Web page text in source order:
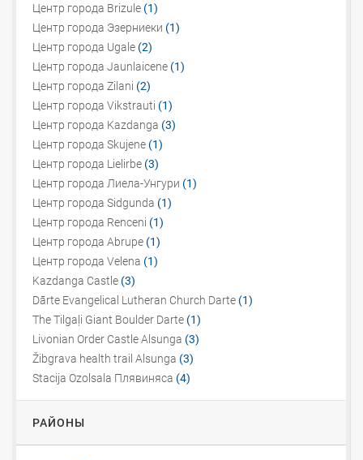
Центр города Brizule (1)
Центр города Эзерниеки (1)
Центр города Ugale (2)
Центр города Jaunlaicene (1)
Центр города Zilani (2)
Центр города Vikstrauti (1)
Центр города Kazdanga (3)
Центр города Skujene (1)
Центр города Lielirbe (3)
Центр города Лиела-Унгури (1)
Центр города Sidgunda (1)
Центр города Renceni (1)
Центр города Abrupe (1)
Центр города Velena (1)
Kazdanga Castle (3)
Dārte Evangelical Lutheran Church Darte (1)
The Tilgaļi Giant Boulder Darte (1)
Livonian Order Castle Alsunga (3)
Žibgrava health trail Alsunga (3)
Stacija Ozolsala Плявиняса (4)
РАЙОНЫ